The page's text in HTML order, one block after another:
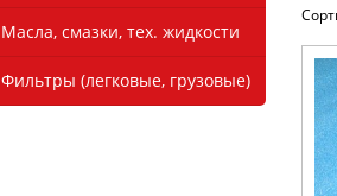
Масла, смазки, тех. жидкости
Фильтры (легковые, грузовые)